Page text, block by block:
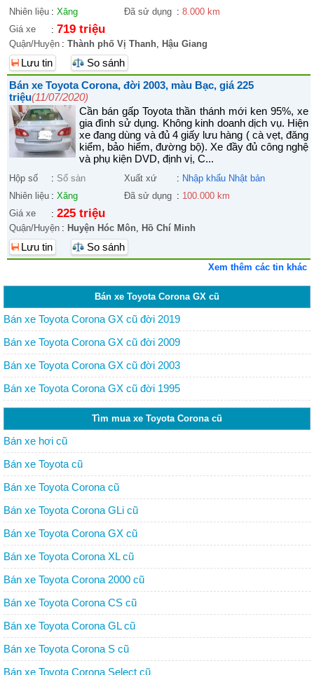
Nhiên liệu : Xăng Đã sử dụng : 8.000 km
Giá xe
: 719 triệu
Quận/Huyện : Thành phố Vị Thanh, Hậu Giang
Lưu tin
So sánh
Bán xe Toyota Corona, đời 2003, màu Bạc, giá 225
triệu(11/07/2020)
Cần bán gấp Toyota thần thánh mới ken 95%, xe
gia đình sử dụng. Không kinh doanh dịch vụ. Hiện
xe đang dùng và đủ 4 giấy lưu hàng ( cà vẹt, đăng
kiểm, bảo hiểm, đường bộ). Xe đầy đủ công nghệ
và phụ kiện DVD, định vị, C...
Hộp số : Số sàn Xuất xứ : Nhập khẩu Nhật bản
Nhiên liệu : Xăng Đã sử dụng : 100.000 km
Giá xe
: 225 triệu
Quận/Huyện : Huyện Hóc Môn, Hồ Chí Minh
Lưu tin So sánh
Xem thêm các tin khác
Bán xe Toyota Corona GX cũ
Bán xe Toyota Corona GX cũ đời 2019
Bán xe Toyota Corona GX cũ đời 2009
Bán xe Toyota Corona GX cũ đời 2003
Bán xe Toyota Corona GX cũ đời 1995
Tìm mua xe Toyota Corona cũ
Bán xe hơi cũ
Bán xe Toyota cũ
Bán xe Toyota Corona cũ
Bán xe Toyota Corona GLi cũ
Bán xe Toyota Corona GX cũ
Bán xe Toyota Corona XL cũ
Bán xe Toyota Corona 2000 cũ
Bán xe Toyota Corona CS cũ
Bán xe Toyota Corona GL cũ
Bán xe Toyota Corona S cũ
Bán xe Toyota Corona Select cũ